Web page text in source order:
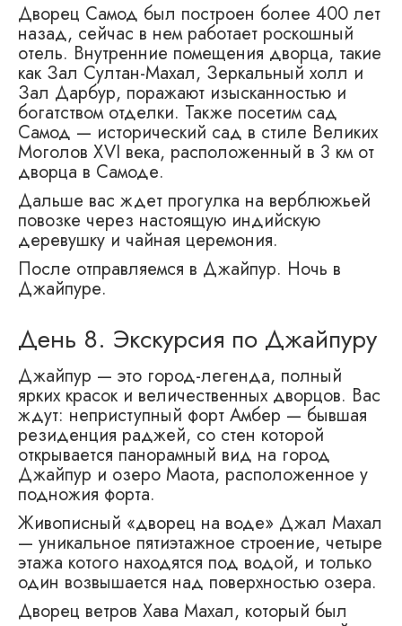
Дворец Самод был построен более 400 лет
назад, сейчас в нем работает роскошный
отель. Внутренние помещения дворца, такие
как Зал Султан-Махал, Зеркальный холл и
Зал Дарбур, поражают изысканностью и
богатством отделки. Также посетим сад
Самод — исторический сад в стиле Великих
Моголов XVI века, расположенный в 3 км от
дворца в Самоде.
Дальше вас ждет прогулка на верблюжьей
повозке через настоящую индийскую
деревушку и чайная церемония.
После отправляемся в Джайпур. Ночь в
Джайпуре.
День 8. Экскурсия по Джайпуру
Джайпур — это город-легенда, полный
ярких красок и величественных дворцов. Вас
ждут: неприступный форт Амбер — бывшая
резиденция раджей, со стен которой
открывается панорамный вид на город
Джайпур и озеро Маота, расположенное у
подножия форта.
Живописный «дворец на воде» Джал Махал
— уникальное пятиэтажное строение, четыре
этажа котого находятся под водой, и только
один возвышается над поверхностью озера.
Дворец ветров Хава Махал, который был